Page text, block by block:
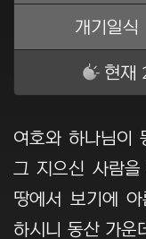
개기일식
현재
여호와 하나님이
그 지으신 사람
땅에서 보기에
하시니 동산 가운